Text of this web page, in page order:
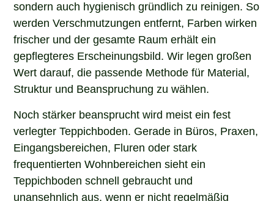
sondern auch hygienisch gründlich zu reinigen. So
werden Verschmutzungen entfernt, Farben wirken
frischer und der gesamte Raum erhält ein
gepflegteres Erscheinungsbild. Wir legen großen
Wert darauf, die passende Methode für Material,
Struktur und Beanspruchung zu wählen.
Noch stärker beansprucht wird meist ein fest
verlegter Teppichboden. Gerade in Büros, Praxen,
Eingangsbereichen, Fluren oder stark
frequentierten Wohnbereichen sieht ein
Teppichboden schnell gebraucht und
unansehnlich aus, wenn er nicht regelmäßig